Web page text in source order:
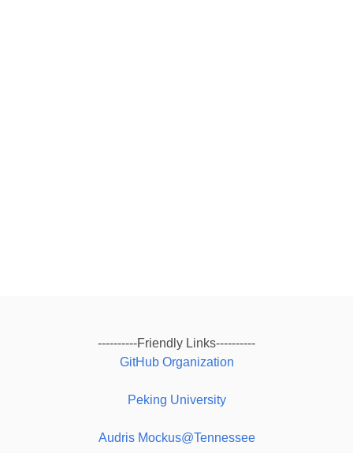
----------Friendly Links----------
GitHub Organization
Peking University
Audris Mockus@Tennessee